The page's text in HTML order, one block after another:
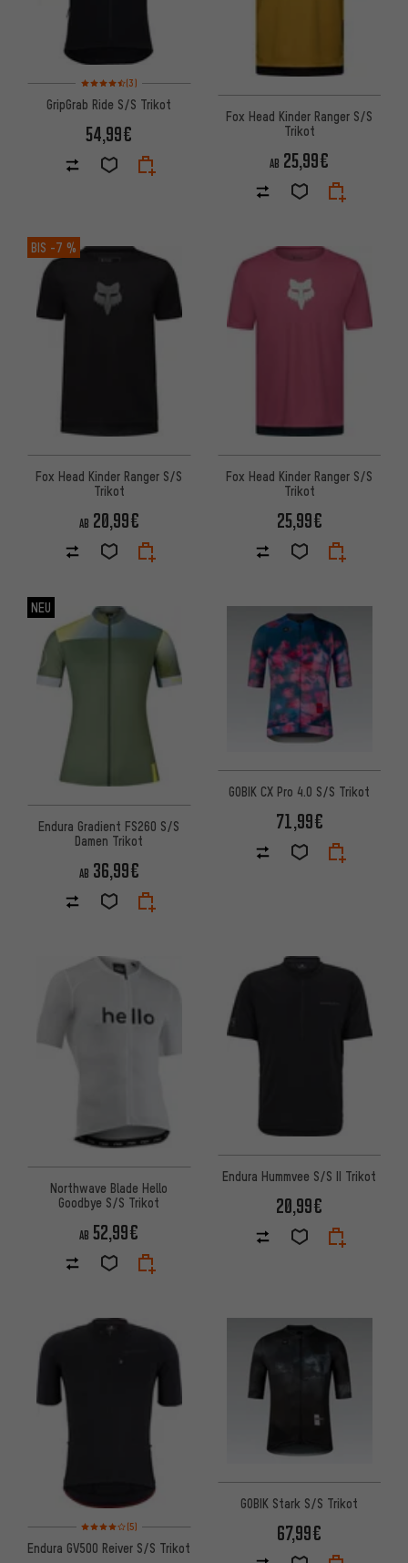
Bewertungen: 4,5 von 5 basierend auf 3 Bewertungen
(3)
GripGrab Ride S/S Trikot
54,99€
Fox Head Kinder Ranger S/S
Trikot
AB 25,99€
BIS -7 %
Fox Head Kinder Ranger S/S
Trikot
AB 20,99€
Fox Head Kinder Ranger S/S
Trikot
25,99€
NEU
Endura Gradient FS260 S/S
Damen Trikot
AB 36,99€
GOBIK CX Pro 4.0 S/S Trikot
71,99€
Northwave Blade Hello
Goodbye S/S Trikot
AB 52,99€
Endura Hummvee S/S II Trikot
20,99€
Bewertungen: 4 von 5 basierend auf 5 Bewertungen
(5)
Endura GV500 Reiver S/S Trikot
GOBIK Stark S/S Trikot
67,99€